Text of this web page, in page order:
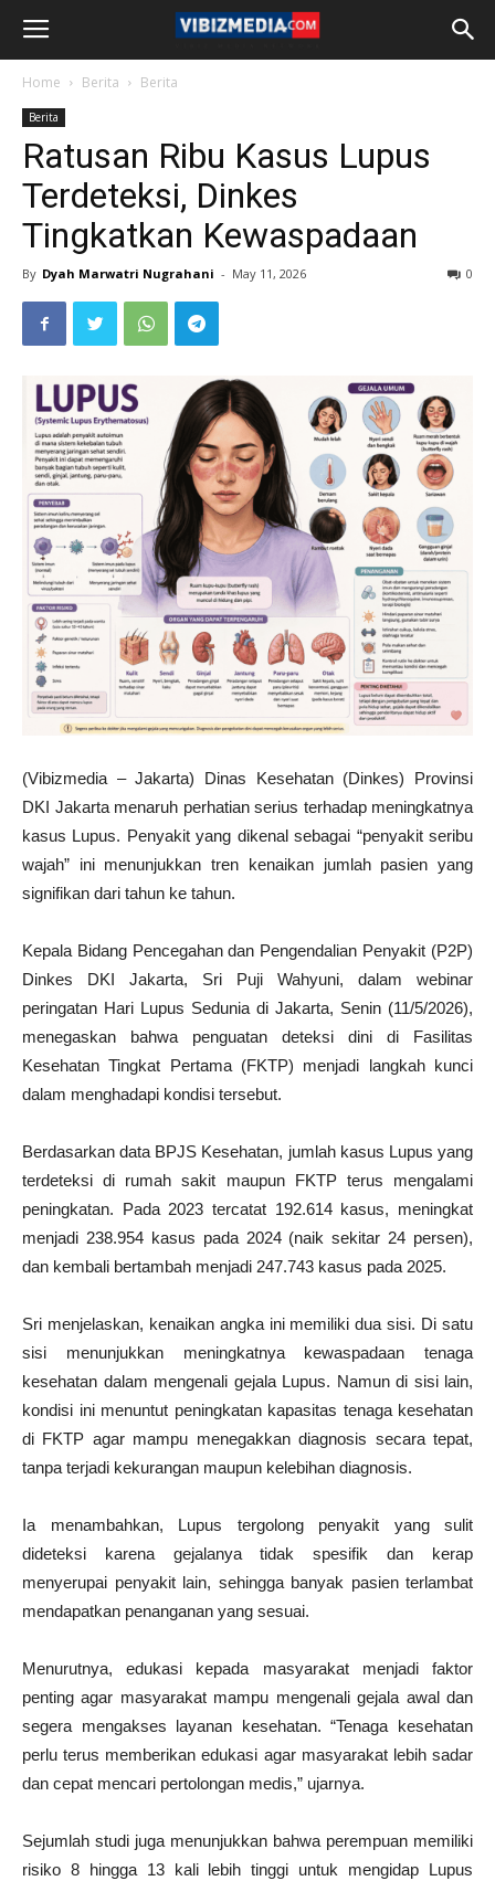
Home Berita Berita
Berita
Ratusan Ribu Kasus Lupus
Terdeteksi, Dinkes
Tingkatkan Kewaspadaan
By Dyah Marwatri Nugrahani - May 11, 2026 0
(Vibizmedia – Jakarta) Dinas Kesehatan (Dinkes) Provinsi
DKI Jakarta menaruh perhatian serius terhadap meningkatnya
kasus Lupus. Penyakit yang dikenal sebagai “penyakit seribu
wajah” ini menunjukkan tren kenaikan jumlah pasien yang
signifikan dari tahun ke tahun.
Kepala Bidang Pencegahan dan Pengendalian Penyakit (P2P)
Dinkes DKI Jakarta, Sri Puji Wahyuni, dalam webinar
peringatan Hari Lupus Sedunia di Jakarta, Senin (11/5/2026),
menegaskan bahwa penguatan deteksi dini di Fasilitas
Kesehatan Tingkat Pertama (FKTP) menjadi langkah kunci
dalam menghadapi kondisi tersebut.
Berdasarkan data BPJS Kesehatan, jumlah kasus Lupus yang
terdeteksi di rumah sakit maupun FKTP terus mengalami
peningkatan. Pada 2023 tercatat 192.614 kasus, meningkat
menjadi 238.954 kasus pada 2024 (naik sekitar 24 persen),
dan kembali bertambah menjadi 247.743 kasus pada 2025.
Sri menjelaskan, kenaikan angka ini memiliki dua sisi. Di satu
sisi menunjukkan meningkatnya kewaspadaan tenaga
kesehatan dalam mengenali gejala Lupus. Namun di sisi lain,
kondisi ini menuntut peningkatan kapasitas tenaga kesehatan
di FKTP agar mampu menegakkan diagnosis secara tepat,
tanpa terjadi kekurangan maupun kelebihan diagnosis.
Ia menambahkan, Lupus tergolong penyakit yang sulit
dideteksi karena gejalanya tidak spesifik dan kerap
menyerupai penyakit lain, sehingga banyak pasien terlambat
mendapatkan penanganan yang sesuai.
Menurutnya, edukasi kepada masyarakat menjadi faktor
penting agar masyarakat mampu mengenali gejala awal dan
segera mengakses layanan kesehatan. “Tenaga kesehatan
perlu terus memberikan edukasi agar masyarakat lebih sadar
dan cepat mencari pertolongan medis,” ujarnya.
Sejumlah studi juga menunjukkan bahwa perempuan memiliki
risiko 8 hingga 13 kali lebih tinggi untuk mengidap Lupus